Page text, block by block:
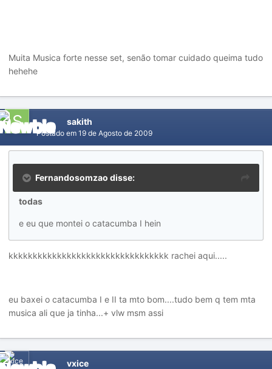
Muita Musica forte nesse set, senão tomar cuidado queima tudo
hehehe
sakith
Postado em 19 de Agosto de 2009
Fernandosomzao disse:
todas
e eu que montei o catacumba I hein
kkkkkkkkkkkkkkkkkkkkkkkkkkkkkkkkk rachei aqui.....
eu baxei o catacumba I e II ta mto bom....tudo bem q tem mta
musica ali que ja tinha...+ vlw msm assi
vxice